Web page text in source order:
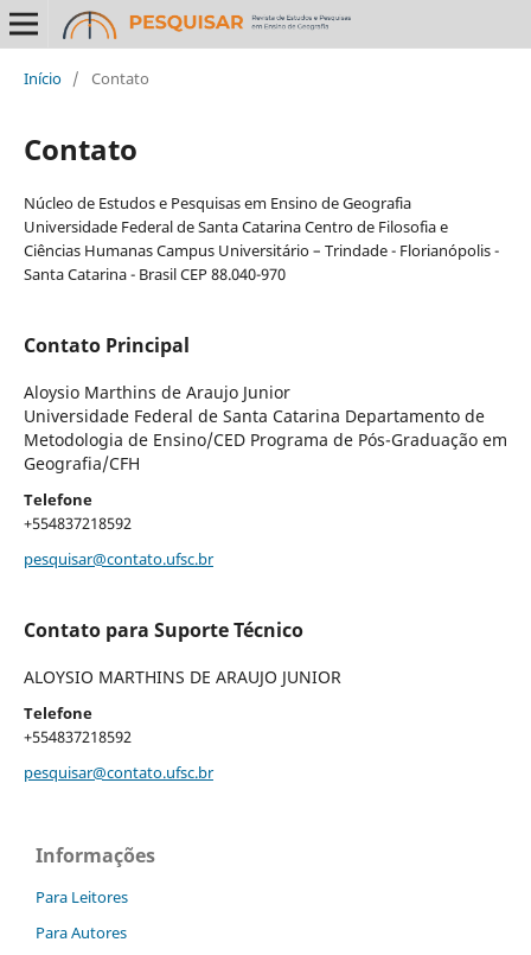
Início / Contato
Contato
Núcleo de Estudos e Pesquisas em Ensino de Geografia
Universidade Federal de Santa Catarina Centro de Filosofia e
Ciências Humanas Campus Universitário – Trindade - Florianópolis -
Santa Catarina - Brasil CEP 88.040-970
Contato Principal
Aloysio Marthins de Araujo Junior
Universidade Federal de Santa Catarina Departamento de
Metodologia de Ensino/CED Programa de Pós-Graduação em
Geografia/CFH
Telefone
+554837218592
pesquisar@contato.ufsc.br
Contato para Suporte Técnico
ALOYSIO MARTHINS DE ARAUJO JUNIOR
Telefone
+554837218592
pesquisar@contato.ufsc.br
Informações
Para Leitores
Para Autores